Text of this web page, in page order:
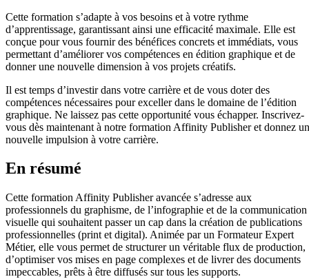
Cette formation s’adapte à vos besoins et à votre rythme
d’apprentissage, garantissant ainsi une efficacité maximale. Elle est
conçue pour vous fournir des bénéfices concrets et immédiats, vous
permettant d’améliorer vos compétences en édition graphique et de
donner une nouvelle dimension à vos projets créatifs.
Il est temps d’investir dans votre carrière et de vous doter des
compétences nécessaires pour exceller dans le domaine de l’édition
graphique. Ne laissez pas cette opportunité vous échapper. Inscrivez-
vous dès maintenant à notre formation Affinity Publisher et donnez
nouvelle impulsion à votre carrière.
En résumé
Cette formation Affinity Publisher avancée s’adresse aux
professionnels du graphisme, de l’infographie et de la communication
visuelle qui souhaitent passer un cap dans la création de publications
professionnelles (print et digital). Animée par un Formateur Expert
Métier, elle vous permet de structurer un véritable flux de production,
d’optimiser vos mises en page complexes et de livrer des documents
impeccables, prêts à être diffusés sur tous les supports.